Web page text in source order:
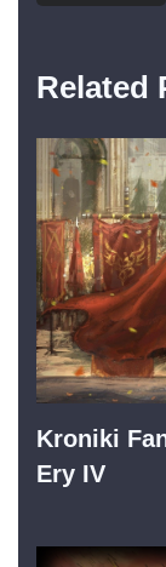
Related
Kroniki
Ery IV